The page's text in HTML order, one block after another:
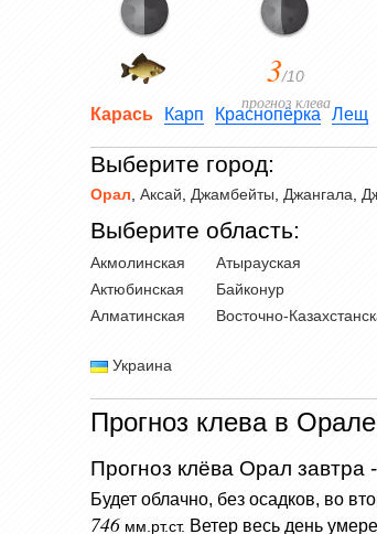
3/10
прогноз клева
Карась Карп Краснопёрка Лещ
Выберите город:
Орал Аксай Джамбейты Джангала
Выберите область:
Акмолинская
Актюбинская
Алматинская
Атырауская
Байконур
Восточно-
Украина
Прогноз клева в
Прогноз клёва Орал завтра -
Будет облачно, без осадков, во
746 мм.рт.ст. Ветер весь день